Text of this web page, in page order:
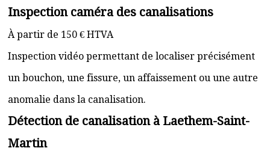
Inspection caméra des canalisations
À partir de 150 € HTVA
Inspection vidéo permettant de localiser précisément
un bouchon, une fissure, un affaissement ou une autre
anomalie dans la canalisation.
Détection de canalisation à Laethem-Saint-
Martin